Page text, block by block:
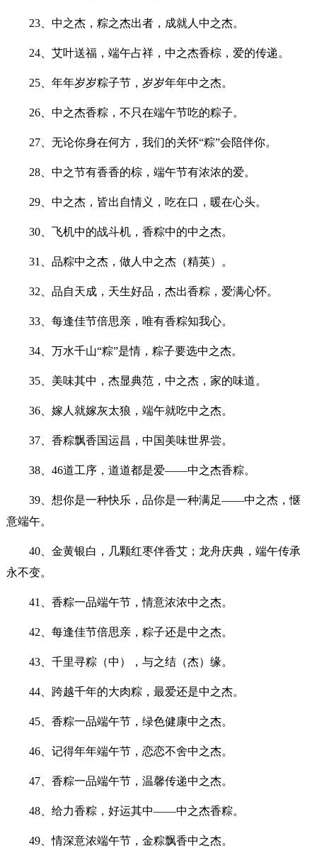
23、中之杰，粽之杰出者，成就人中之杰。
24、艾叶送福，端午占祥，中之杰香棕，爱的传递。
25、年年岁岁粽子节，岁岁年年中之杰。
26、中之杰香粽，不只在端午节吃的粽子。
27、无论你身在何方，我们的关怀“粽”会陪伴你。
28、中之节有香香的棕，端午节有浓浓的爱。
29、中之杰，皆出自情义，吃在口，暖在心头。
30、飞机中的战斗机，香粽中的中之杰。
31、品粽中之杰，做人中之杰（精英）。
32、品自天成，天生好品，杰出香粽，爱满心怀。
33、每逢佳节倍思亲，唯有香粽知我心。
34、万水千山“粽”是情，粽子要选中之杰。
35、美味其中，杰显典范，中之杰，家的味道。
36、嫁人就嫁灰太狼，端午就吃中之杰。
37、香粽飘香国运昌，中国美味世界尝。
38、46道工序，道道都是爱——中之杰香粽。
39、想你是一种快乐，品你是一种满足——中之杰，惬
意端午。
40、金黄银白，几颗红枣伴香艾；龙舟庆典，端午传承
永不变。
41、香粽一品端午节，情意浓浓中之杰。
42、每逢佳节倍思亲，粽子还是中之杰。
43、千里寻粽（中），与之结（杰）缘。
44、跨越千年的大肉粽，最爱还是中之杰。
45、香粽一品端午节，绿色健康中之杰。
46、记得年年端午节，恋恋不舍中之杰。
47、香粽一品端午节，温馨传递中之杰。
48、给力香粽，好运其中——中之杰香粽。
49、情深意浓端午节，金粽飘香中之杰。